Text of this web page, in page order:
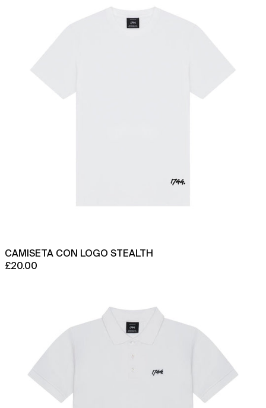
Stealth
CAMISETA CON LOGO STEALTH
£20.00